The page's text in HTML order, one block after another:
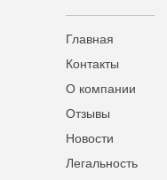
Главная
Контакты
О компании
Отзывы
Новости
Легальность